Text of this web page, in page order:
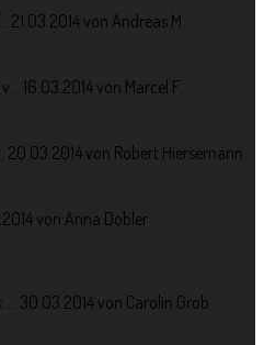
21.03.2014 von Andreas M.
16.03.2014 von Marcel F.
20.03.2014 von Robert Hiersemann
von Anna Dobler
30.03.2014 von Carolin Grob